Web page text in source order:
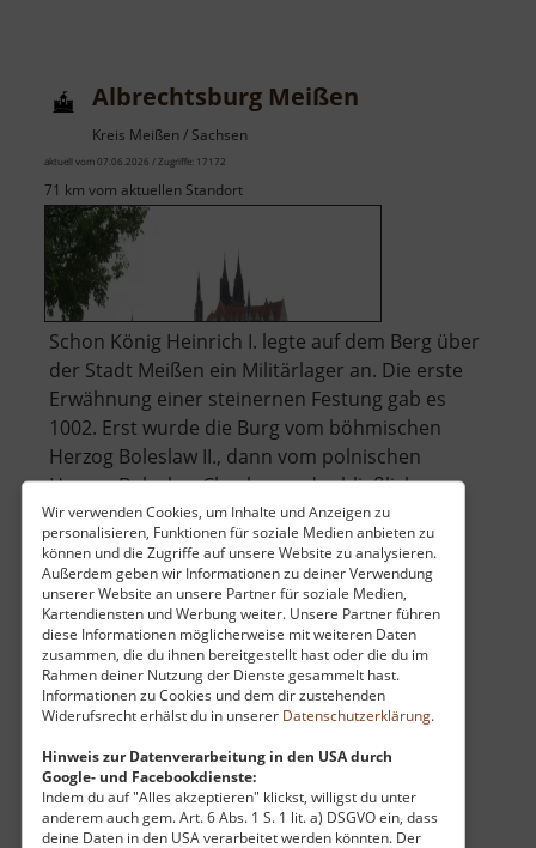
Wir verwenden Cookies, um Inhalte und Anzeigen zu
personalisieren, Funktionen für soziale Medien anbieten zu
können und die Zugriffe auf unsere Website zu analysieren.
Außerdem geben wir Informationen zu deiner Verwendung
unserer Website an unsere Partner für soziale Medien,
Kartendiensten und Werbung weiter. Unsere Partner führen
diese Informationen möglicherweise mit weiteren Daten
zusammen, die du ihnen bereitgestellt hast oder die du im
Rahmen deiner Nutzung der Dienste gesammelt hast.
Informationen zu Cookies und dem dir zustehenden
Widerufsrecht erhälst du in unserer Datenschutzerklärung.
Hinweis zur Datenverarbeitung in den USA durch
Google- und Facebookdienste:
Indem du auf "Alles akzeptieren" klickst, willigst du unter
anderem auch gem. Art. 6 Abs. 1 S. 1 lit. a) DSGVO ein, dass
deine Daten in den USA verarbeitet werden könnten. Der
Albrechtsburg Meißen
Kreis Meißen / Sachsen
aktuell vom 07.06.2026 / Zugriffe: 17172
71 km vom aktuellen Standort
Schon König Heinrich I. legte auf dem Berg über
der Stadt Meißen ein Militärlager an. Die erste
Erwähnung einer steinernen Festung gab es
1002. Erst wurde die Burg vom böhmischen
Herzog Boleslaw II., dann vom polnischen
Herzog Boleslaw Chrobry und schließlich um
1015 durch dessen Sohn Herzog Mieszko.. »
weiterlesenüber
Albrechtsburg
Meißen
Alpine-Coaster-Bahn Gelenau
Mittleres Erzgebirge
aktuell vom 30.05.2026 / Zugriffe: 24407
12 km vom aktuellen Standort